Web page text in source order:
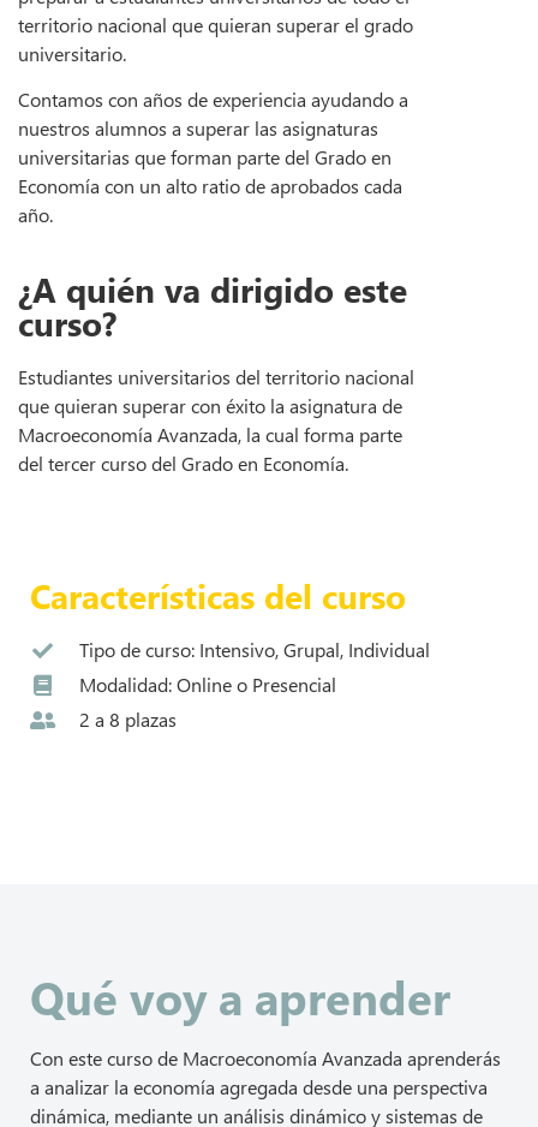
territorio nacional que quieran superar el grado
universitario.
Contamos con años de experiencia ayudando a
nuestros alumnos a superar las asignaturas
universitarias que forman parte del Grado en
Economía con un alto ratio de aprobados cada
año.
¿A quién va dirigido este
curso?
Estudiantes universitarios del territorio nacional
que quieran superar con éxito la asignatura de
Macroeconomía Avanzada, la cual forma parte
del tercer curso del Grado en Economía.
Características del curso
Tipo de curso: Intensivo, Grupal, Individual
Modalidad: Online o Presencial
2 a 8 plazas
Qué voy a aprender
Con este curso de Macroeconomía Avanzada aprenderás
a analizar la economía agregada desde una perspectiva
dinámica, mediante un análisis dinámico y sistemas de